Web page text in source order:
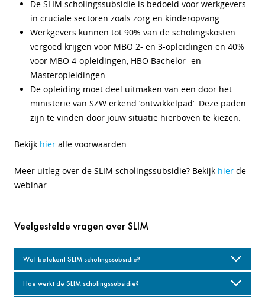
De SLIM scholingssubsidie is bedoeld voor werkgevers
in cruciale sectoren zoals zorg en kinderopvang.
Werkgevers kunnen tot 90% van de scholingskosten
vergoed krijgen voor MBO 2- en 3-opleidingen en 40%
voor MBO 4-opleidingen, HBO Bachelor- en
Masteropleidingen.
De opleiding moet deel uitmaken van een door het
ministerie van SZW erkend ‘ontwikkelpad’. Deze paden
zijn te vinden door jouw situatie hierboven te kiezen.
Bekijk hier alle voorwaarden.
Meer uitleg over de SLIM scholingssubsidie? Bekijk hier de
webinar.
Veelgestelde vragen over SLIM
Wat betekent SLIM scholingssubsidie?
Hoe werkt de SLIM scholingssubsidie?